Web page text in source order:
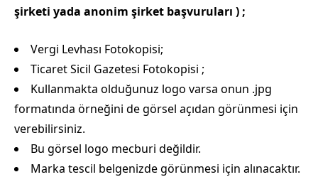
şirketi yada anonim şirket başvuruları ) ;
Vergi Levhası Fotokopisi;
Ticaret Sicil Gazetesi Fotokopisi ;
Kullanmakta olduğunuz logo varsa onun .jpg
formatında örneğini de görsel açıdan görünmesi için
verebilirsiniz.
Bu görsel logo mecburi değildir.
Marka tescil belgenizde görünmesi için alınacaktır.